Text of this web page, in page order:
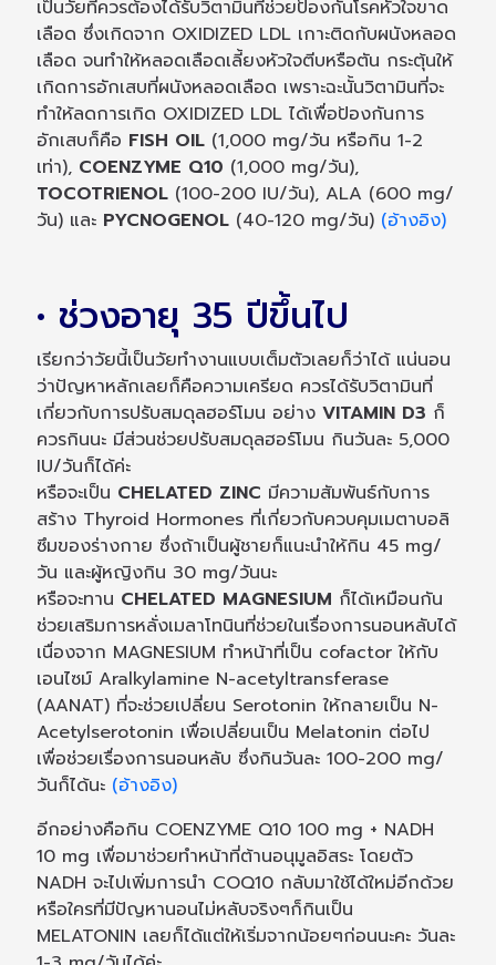
เป็นวัยที่ควรต้องได้รับวิตามินที่ช่วยป้องกันโรคหัวใจขาด
เลือด ซึ่งเกิดจาก OXIDIZED LDL เกาะติดกับผนังหลอด
เลือด จนทำให้หลอดเลือดเลี้ยงหัวใจตีบหรือตัน กระตุ้นให้
เกิดการอักเสบที่ผนังหลอดเลือด เพราะฉะนั้นวิตามินที่จะ
ทำให้ลดการเกิด OXIDIZED LDL ได้เพื่อป้องกันการ
อักเสบก็คือ FISH OIL (1,000 mg/วัน หรือกิน 1-2
เท่า), COENZYME Q10 (1,000 mg/วัน),
TOCOTRIENOL (100-200 IU/วัน), ALA (600 mg/
วัน) และ PYCNOGENOL (40-120 mg/วัน) (อ้างอิง)
• ช่วงอายุ 35 ปีขึ้นไป
เรียกว่าวัยนี้เป็นวัยทำงานแบบเต็มตัวเลยก็ว่าได้ แน่นอน
ว่าปัญหาหลักเลยก็คือความเครียด ควรได้รับวิตามินที่
เกี่ยวกับการปรับสมดุลฮอร์โมน อย่าง VITAMIN D3 ก็
ควรกินนะ มีส่วนช่วยปรับสมดุลฮอร์โมน กินวันละ 5,000
IU/วันก็ได้ค่ะ
หรือจะเป็น CHELATED ZINC มีความสัมพันธ์กับการ
สร้าง Thyroid Hormones ที่เกี่ยวกับควบคุมเมตาบอลิ
ซึมของร่างกาย ซึ่งถ้าเป็นผู้ชายก็แนะนำให้กิน 45 mg/
วัน และผู้หญิงกิน 30 mg/วันนะ
หรือจะทาน CHELATED MAGNESIUM ก็ได้เหมือนกัน
ช่วยเสริมการหลั่งเมลาโทนินที่ช่วยในเรื่องการนอนหลับได้
เนื่องจาก MAGNESIUM ทำหน้าที่เป็น cofactor ให้กับ
เอนไซม์ Aralkylamine N-acetyltransferase
(AANAT) ที่จะช่วยเปลี่ยน Serotonin ให้กลายเป็น N-
Acetylserotonin เพื่อเปลี่ยนเป็น Melatonin ต่อไป
เพื่อช่วยเรื่องการนอนหลับ ซึ่งกินวันละ 100-200 mg/
วันก็ได้นะ (อ้างอิง)
อีกอย่างคือกิน COENZYME Q10 100 mg + NADH
10 mg เพื่อมาช่วยทำหน้าที่ต้านอนุมูลอิสระ โดยตัว
NADH จะไปเพิ่มการนำ COQ10 กลับมาใช้ได้ใหม่อีกด้วย
หรือใครที่มีปัญหานอนไม่หลับจริงๆก็กินเป็น
MELATONIN เลยก็ได้แต่ให้เริ่มจากน้อยๆก่อนนะคะ วันละ